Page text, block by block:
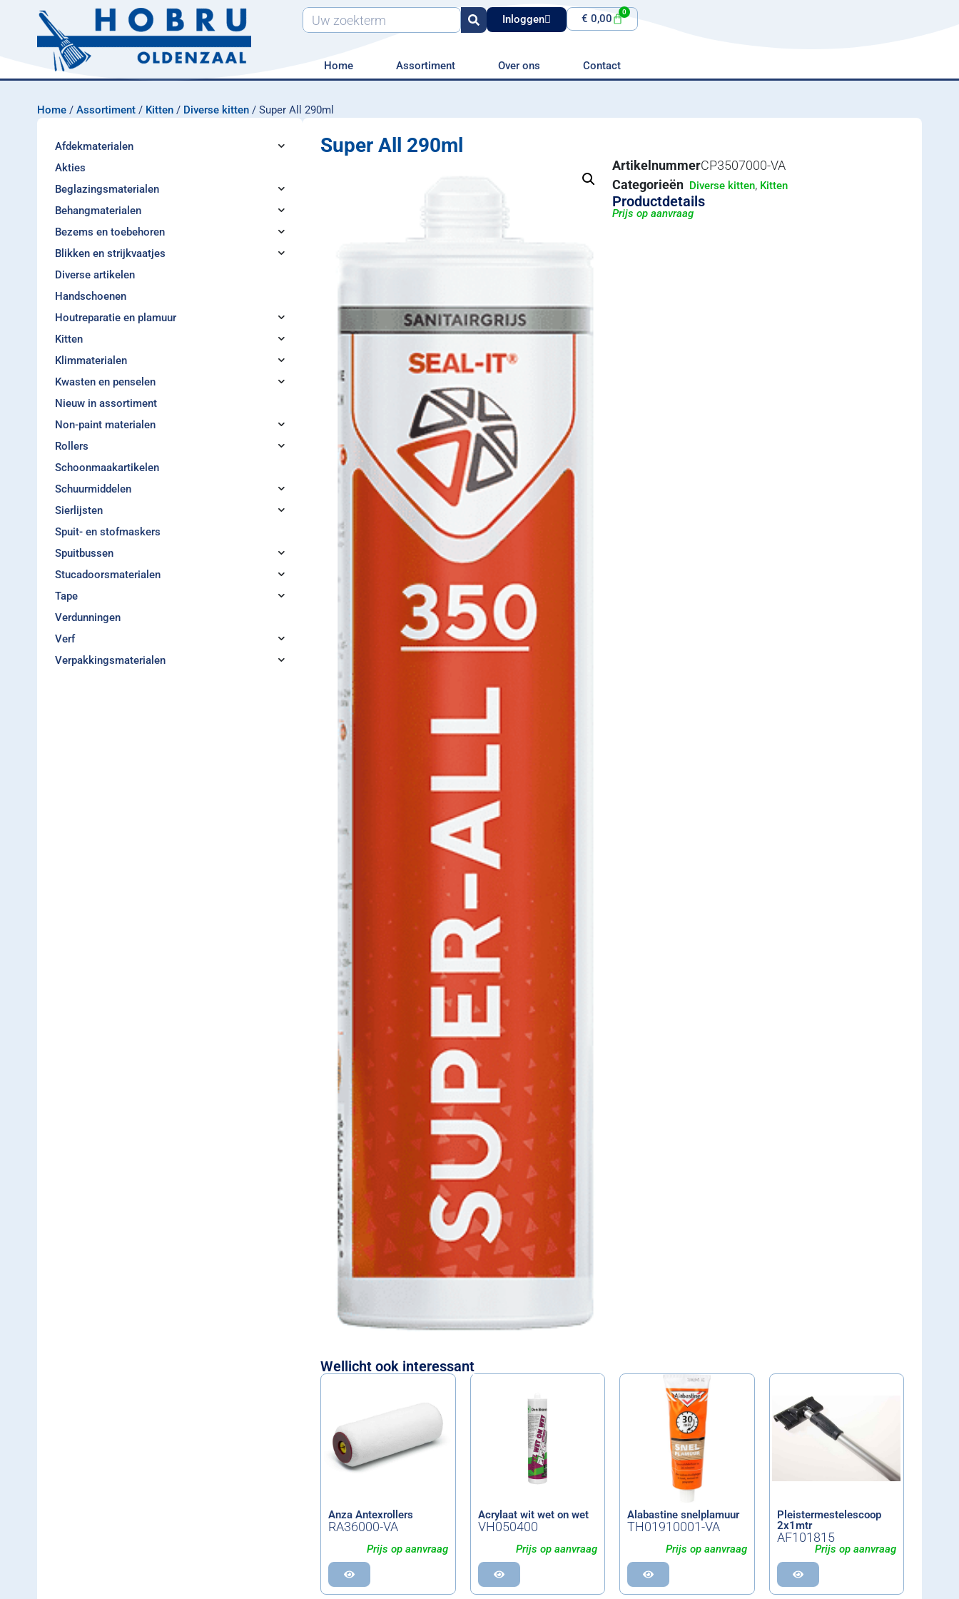
Inloggen € 0,00
0
Home Assortiment Over ons Contact
Home / Assortiment / Kitten / Diverse kitten / Super All 290ml
Afdekmaterialen
Akties
Beglazingsmaterialen
Behangmaterialen
Bezems en toebehoren
Blikken en strijkvaatjes
Diverse artikelen
Handschoenen
Houtreparatie en plamuur
Kitten
Klimmaterialen
Kwasten en penselen
Nieuw in assortiment
Non-paint materialen
Rollers
Schoonmaakartikelen
Schuurmiddelen
Sierlijsten
Spuit- en stofmaskers
Spuitbussen
Stucadoorsmaterialen
Tape
Verdunningen
Verf
Verpakkingsmaterialen
Super All 290ml
ArtikelnummerCP3507000-VA
Categorieën Diverse kitten, Kitten
Productdetails
Prijs op aanvraag
Wellicht ook interessant
Anza Antexrollers
RA36000-VA
Prijs op aanvraag
Acrylaat wit wet on wet
VH050400
Prijs op aanvraag
Alabastine snelplamuur
TH01910001-VA
Prijs op aanvraag
Pleistermestelescoop
2x1mtr
AF101815
Prijs op aanvraag